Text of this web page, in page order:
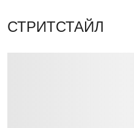
СТРИТСТАЙЛ